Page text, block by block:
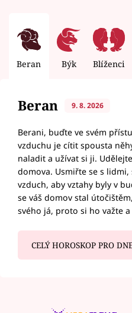
Beran Býk Blíženci
Beran 9. 8. 2026
Berani, buďte ve svém
vzduchu je cítit spousta
naladit a užívat si ji.
domova. Usmiřte se s
vzduch, aby vztahy byly v
se váš domov stal
svého já, proto si ho važte
CELÝ HOROSKOP PRO